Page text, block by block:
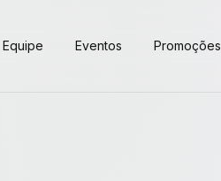
Equipe Eventos Promoções